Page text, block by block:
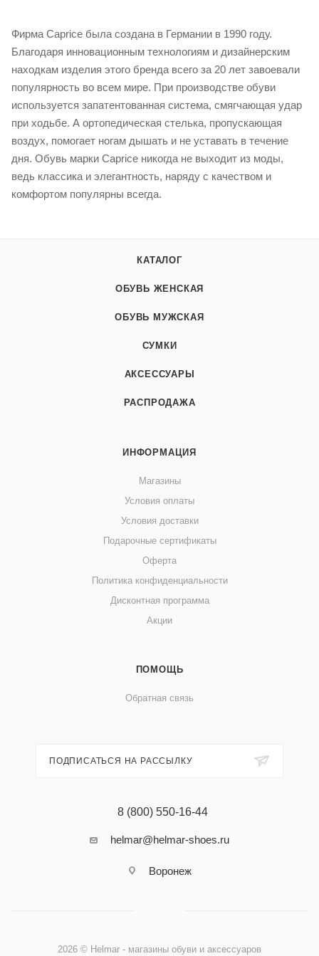
Фирма Caprice была создана в Германии в 1990 году.
Благодаря инновационным технологиям и дизайнерским
находкам изделия этого бренда всего за 20 лет завоевали
популярность во всем мире. При производстве обуви
используется запатентованная система, смягчающая удар
при ходьбе. А ортопедическая стелька, пропускающая
воздух, помогает ногам дышать и не уставать в течение
дня. Обувь марки Caprice никогда не выходит из моды,
ведь классика и элегантность, наряду с качеством и
комфортом популярны всегда.
КАТАЛОГ
ОБУВЬ ЖЕНСКАЯ
ОБУВЬ МУЖСКАЯ
СУМКИ
АКСЕССУАРЫ
РАСПРОДАЖА
ИНФОРМАЦИЯ
Магазины
Условия оплаты
Условия доставки
Подарочные сертификаты
Оферта
Политика конфиденциальности
Дисконтная программа
Акции
ПОМОЩЬ
Обратная связь
ПОДПИСАТЬСЯ НА РАССЫЛКУ
8 (800) 550-16-44
helmar@helmar-shoes.ru
Воронеж
2026 © Helmar - магазины обуви и аксессуаров